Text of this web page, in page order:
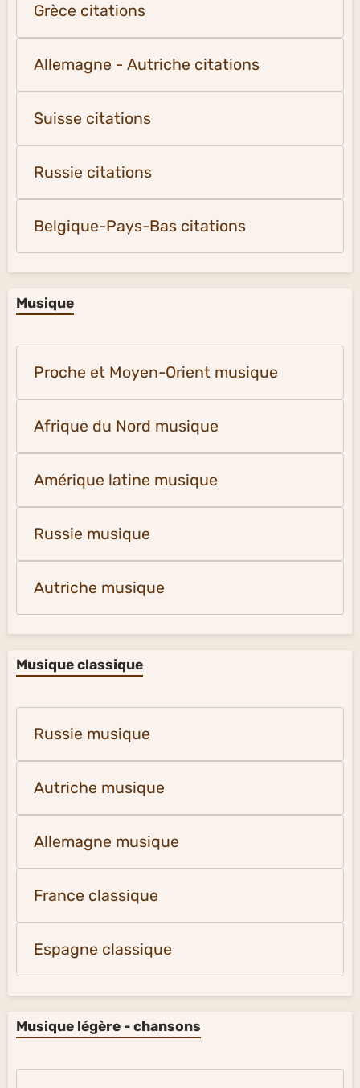
Grèce citations
Allemagne - Autriche citations
Suisse citations
Russie citations
Belgique-Pays-Bas citations
Musique
Proche et Moyen-Orient musique
Afrique du Nord musique
Amérique latine musique
Russie musique
Autriche musique
Musique classique
Russie musique
Autriche musique
Allemagne musique
France classique
Espagne classique
Musique légère - chansons